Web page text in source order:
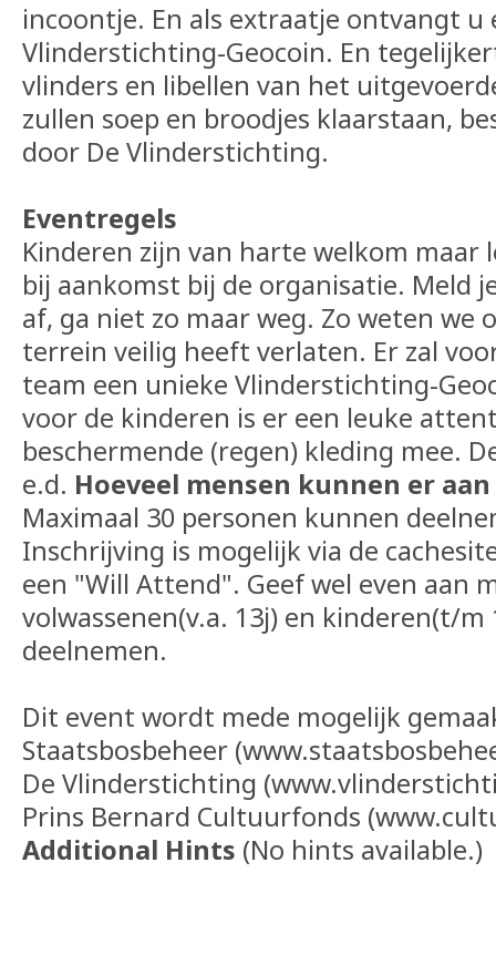
incoontje. En als extraatje ontvangt u
Vlinderstichting-Geocoin. En
vlinders en libellen van het
zullen soep en broodjes klaarstaan,
door De Vlinderstichting.
Eventregels
Kinderen zijn van harte welkom maar
bij aankomst bij de organisatie. Meld
af, ga niet zo maar weg. Zo weten we
terrein veilig heeft verlaten. Er zal
team een unieke Vlinderstichting-
voor de kinderen is er een leuke
beschermende (regen) kleding mee.
e.d. Hoeveel mensen kunnen er
Maximaal 30 personen kunnen
Inschrijving is mogelijk via de
een "Will Attend". Geef wel even aan
volwassenen(v.a. 13j) en kinderen(t/m
deelnemen.
Dit event wordt mede mogelijk
Staatsbosbeheer
De Vlinderstichting
Prins Bernard Cultuurfonds
Additional Hints (No hints available.)